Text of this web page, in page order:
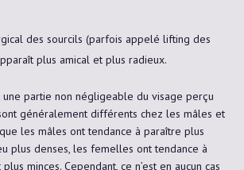
des sourcils (parfois appelé lifting des
plus amical et plus radieux.
partie non négligeable du visage perçu
généralement différents chez les mâles et
les mâles ont tendance à paraître plus
plus denses, les femelles ont tendance à
minces. Cependant, ce n’est en aucun cas